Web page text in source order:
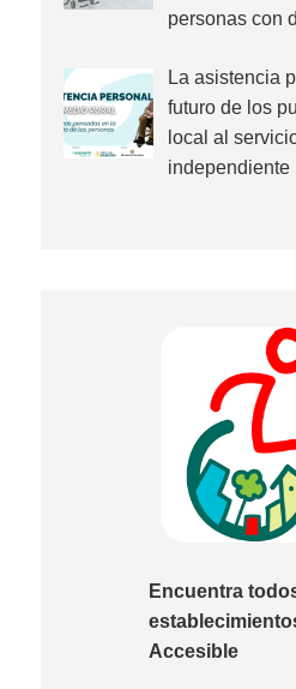
personas con
La asistencia
futuro de los
local al
independiente
Encuentra
Accesible